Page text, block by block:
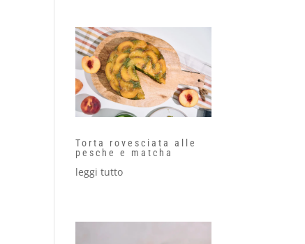
Torta rovesciata alle
pesche e matcha
leggi tutto